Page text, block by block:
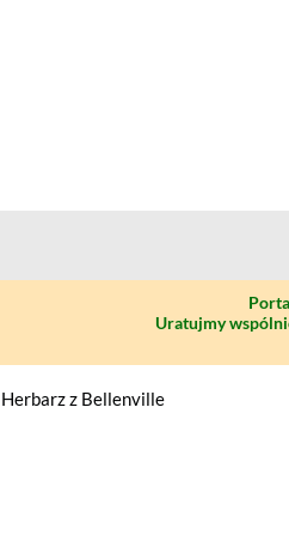
Uratujmy
Herbarz z Bellenville